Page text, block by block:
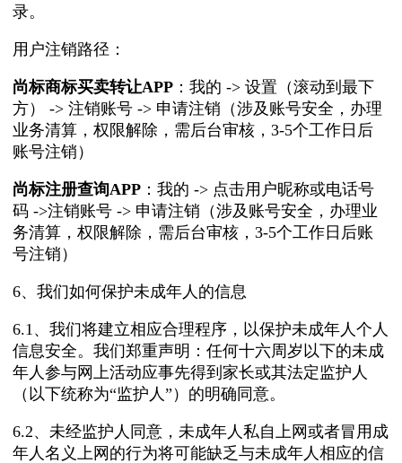
录。
用户注销路径：
尚标商标买卖转让APP ：我的 -> 设置（滚动到最下
方） -> 注销账号 -> 申请注销（涉及账号安全，办理
业务清算，权限解除，需后台审核，3-5个工作日后
账号注销）
尚标注册查询APP ：我的 -> 点击用户昵称或电话号
码 ->注销账号 -> 申请注销（涉及账号安全，办理业
务清算，权限解除，需后台审核，3-5个工作日后账
号注销）
6、我们如何保护未成年人的信息
6.1、我们将建立相应合理程序，以保护未成年人个人
信息安全。我们郑重声明：任何十六周岁以下的未成
年人参与网上活动应事先得到家长或其法定监护人
（以下统称为“监护人”）的明确同意。
6.2、未经监护人同意，未成年人私自上网或者冒用成
年人名义上网的行为将可能缺乏与未成年人相应的信